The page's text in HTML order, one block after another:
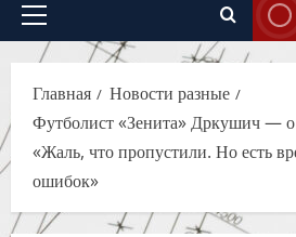
Основное
меню
Главная
Новости разные
Футболист «Зенита» Дркушич —
«Жаль, что пропустили. Но есть
ошибок»